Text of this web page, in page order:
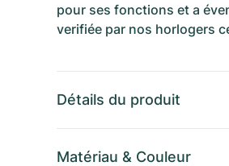
pour ses fonctions et a
verifiée par nos horlogers
Détails du produit
Matériau & Couleur